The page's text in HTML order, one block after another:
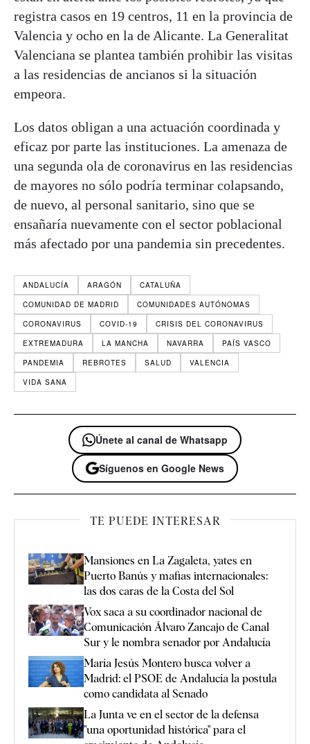
registra casos en 19 centros, 11 en la provincia de
Valencia y ocho en la de Alicante. La Generalitat
Valenciana se plantea también prohibir las visitas
a las residencias de ancianos si la situación
empeora.
Los datos obligan a una actuación coordinada y
eficaz por parte las instituciones. La amenaza de
una segunda ola de coronavirus en las residencias
de mayores no sólo podría terminar colapsando,
de nuevo, al personal sanitario, sino que se
ensañaría nuevamente con el sector poblacional
más afectado por una pandemia sin precedentes.
ANDALUCÍA ARAGÓN
CATALUÑA
COMUNIDAD DE MADRID
COMUNIDADES AUTÓNOMAS
CORONAVIRUS
COVID-19
CRISIS DEL CORONAVIRUS
EXTREMADURA
LA MANCHA NAVARRA
PAÍS VASCO
PANDEMIA
REBROTES SALUD
VALENCIA
VIDA SANA
Únete al canal de Whatsapp
Síguenos en Google News
TE PUEDE INTERESAR
Mansiones en La Zagaleta, yates en
Puerto Banús y mafias internacionales:
las dos caras de la Costa del Sol
Vox saca a su coordinador nacional de
Comunicación Álvaro Zancajo de Canal
Sur y le nombra senador por Andalucía
María Jesús Montero busca volver a
Madrid: el PSOE de Andalucía la postula
como candidata al Senado
La Junta ve en el sector de la defensa
"una oportunidad histórica" para el